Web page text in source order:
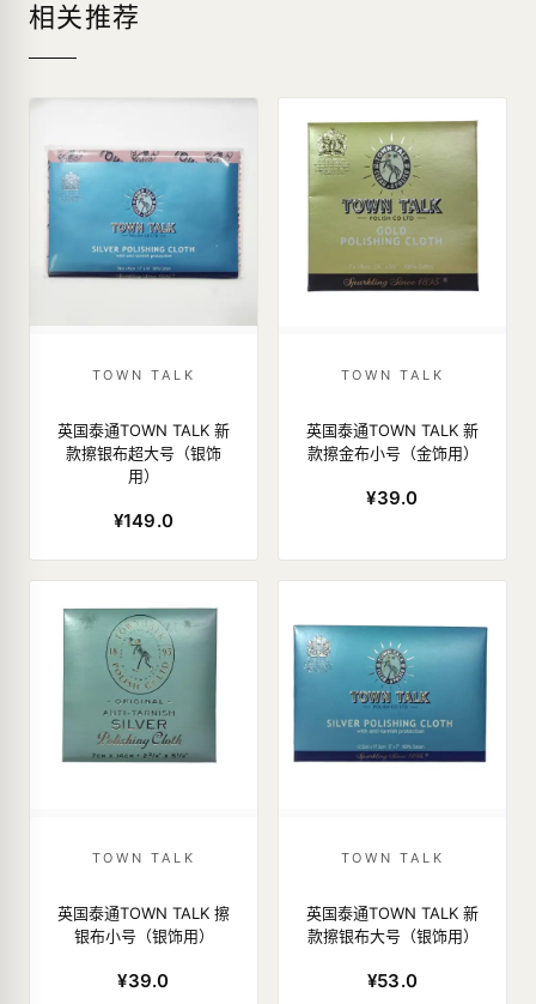
相关推荐
TOWN TALK
英国泰通TOWN TALK 新
款擦银布超大号（银饰
用）
¥149.0
TOWN TALK
英国泰通TOWN TALK 新
款擦金布小号（金饰用）
¥39.0
TOWN TALK
英国泰通TOWN TALK 擦
银布小号（银饰用）
¥39.0
TOWN TALK
英国泰通TOWN TALK 新
款擦银布大号（银饰用）
¥53.0